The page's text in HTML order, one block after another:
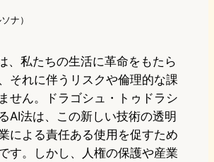
ナ）
、私たちの生活に革命をもたら
それに伴うリスクや倫理的な課
せん。ドラゴシュ・トゥドラシ
AI法は、この新しい技術の透明
による責任ある使用を促すため
す。しかし、人権の保護や産業